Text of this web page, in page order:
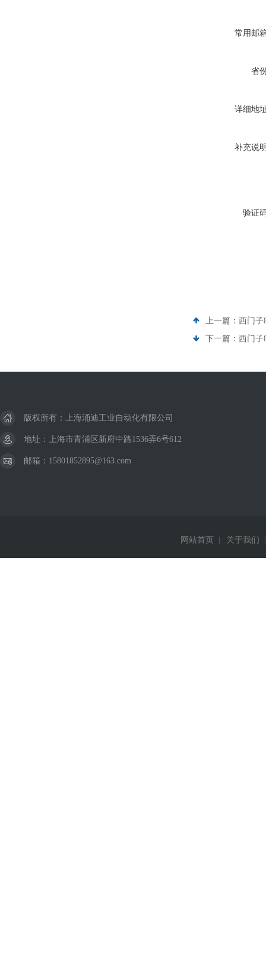
常用邮
省
详细地
补充说
验证
上一篇： 西门子
下一篇： 西门子
版权所有：上海涌迪工业自动化有限公司
地址：上海市青浦区新府中路1536弄6号612
邮箱：15801852895@163.com
网站首页 关于我们